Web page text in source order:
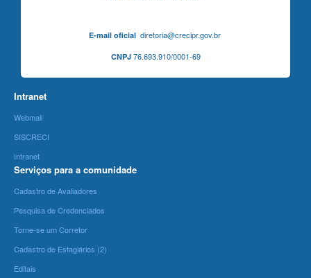
E-mail oficialdiretoria@crecipr.gov.br
CNPJ76.693.910/0001-69
Intranet
Webmail
SISCRECI
Intranet
Serviços para a comunidade
Cadastro de Avaliadores
Pesquisa de Credenciados
Torne-se um Corretor
Cadastro de Estagiários (2)
Editais